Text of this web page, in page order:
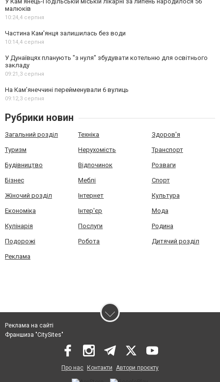
малюків
10:24,4 серпня
Частина Кам'янця залишилась без води
10:14,4 серпня
У Дунаївцях планують "з нуля" збудувати котельню для освітнього
закладу
09:21,3 серпня
На Камʼянеччині перейменували 6 вулиць
09:12,3 серпня
Рубрики новин
Загальний розділ Техніка Здоров'я
Туризм Нерухомість Транспорт
Будівництво Відпочинок Розваги
Бізнес Меблі Спорт
Жіночий розділ Інтернет Культура
Економіка Інтер'єр Мода
Кулінарія Послуги Родина
Подорожі Робота Дитячий розділ
Реклама
Реклама на сайті
Франшиза "CitySites"
Про нас Контакти Автори проєкту